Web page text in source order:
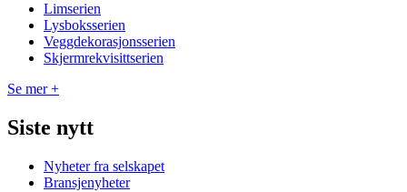
Limserien
Lysboksserien
Veggdekorasjonsserien
Skjermrekvisittserien
Se mer +
Siste nytt
Nyheter fra selskapet
Bransjenyheter